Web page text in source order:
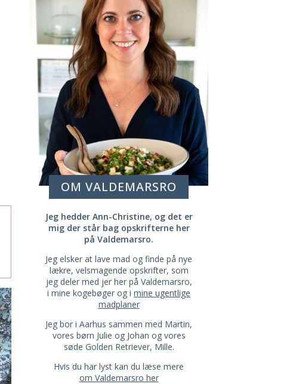
OM VALDEMARSRO
Jeg hedder Ann-Christine, og det er
mig der står bag opskrifterne her
på Valdemarsro.
Jeg elsker at lave mad og finde på nye
lækre, velsmagende opskrifter, som
jeg deler med jer her på Valdemarsro,
i mine kogebøger og i mine ugentlige
madplaner
Jeg bor i Aarhus sammen med Martin,
vores børn Julie og Johan og vores
søde Golden Retriever, Mille.
Hvis du har lyst kan du læse mere
om Valdemarsro her